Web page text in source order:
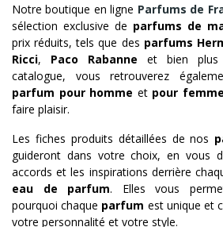
Notre boutique en ligne Parfums de
sélection exclusive de parfums de
prix réduits, tels que des parfums
Ricci, Paco Rabanne et bien plus
catalogue, vous retrouverez
parfum pour homme et pour femme
faire plaisir.
Les fiches produits détaillées de nos
guideront dans votre choix, en vous
accords et les inspirations derrière
eau de parfum. Elles vous
pourquoi chaque parfum est unique et
votre personnalité et votre style.